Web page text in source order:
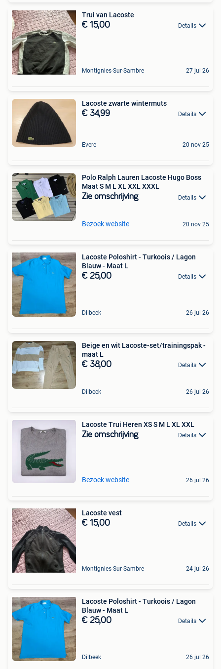
Trui van Lacoste
€ 15,00 Details
Montignies-Sur-Sambre 27 jul 26
Lacoste zwarte wintermuts
€ 34,99 Details
Evere 20 nov 25
Polo Ralph Lauren Lacoste Hugo Boss
Maat S M L XL XXL XXXL
Zie omschrijving Details
Bezoek website 20 nov 25
Lacoste Poloshirt - Turkoois / Lagon
Blauw - Maat L
€ 25,00 Details
Dilbeek 26 jul 26
Beige en wit Lacoste-set/trainingspak -
maat L
€ 38,00 Details
Dilbeek 26 jul 26
Lacoste Trui Heren XS S M L XL XXL
Zie omschrijving Details
Bezoek website 26 jul 26
Lacoste vest
€ 15,00 Details
Montignies-Sur-Sambre 24 jul 26
Lacoste Poloshirt - Turkoois / Lagon
Blauw - Maat L
€ 25,00 Details
Dilbeek 26 jul 26